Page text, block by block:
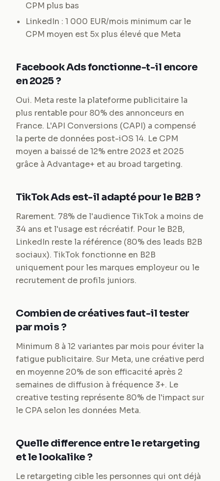
CPM plus bas
LinkedIn : 1 000 EUR/mois minimum car le
CPM moyen est 5x plus élevé que Meta
Facebook Ads fonctionne-t-il encore
en 2025 ?
Oui. Meta reste la plateforme publicitaire la
plus rentable pour 80% des annonceurs en
France. L'API Conversions (CAPI) a compensé
la perte de données post-iOS 14. Le CPM
moyen a baissé de 12% entre 2023 et 2025
grâce à Advantage+ et au broad targeting.
TikTok Ads est-il adapté pour le B2B ?
Rarement. 78% de l'audience TikTok a moins de
34 ans et l'usage est récréatif. Pour le B2B,
LinkedIn reste la référence (80% des leads B2B
sociaux). TikTok fonctionne en B2B
uniquement pour les marques employeur ou le
recrutement de profils juniors.
Combien de créatives faut-il tester
par mois ?
Minimum 8 à 12 variantes par mois pour éviter la
fatigue publicitaire. Sur Meta, une créative perd
en moyenne 20% de son efficacité après 2
semaines de diffusion à fréquence 3+. Le
creative testing représente 80% de l'impact sur
le CPA selon les données Meta.
Quelle difference entre le retargeting
et le lookalike ?
Le retargeting cible les personnes qui ont déjà